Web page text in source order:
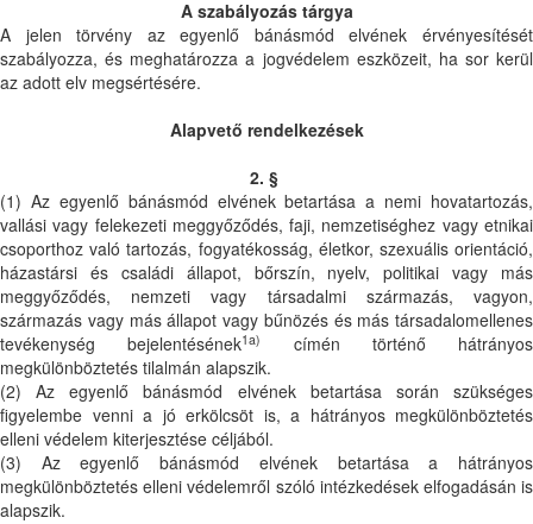
A szabályozás tárgya
A jelen törvény az egyenlő bánásmód elvének érvényesítését
szabályozza, és meghatározza a jogvédelem eszközeit, ha sor kerül
az adott elv megsértésére.
Alapvető rendelkezések
2. §
(1) Az egyenlő bánásmód elvének betartása a nemi hovatartozás,
vallási vagy felekezeti meggyőződés, faji, nemzetiséghez vagy etnikai
csoporthoz való tartozás, fogyatékosság, életkor, szexuális orientáció,
házastársi és családi állapot, bőrszín, nyelv, politikai vagy más
meggyőződés, nemzeti vagy társadalmi származás, vagyon,
származás vagy más állapot vagy bűnözés és más társadalomellenes
tevékenység bejelentésének1a)
címén történő hátrányos
megkülönböztetés tilalmán alapszik.
(2) Az egyenlő bánásmód elvének betartása során szükséges
figyelembe venni a jó erkölcsöt is, a hátrányos megkülönböztetés
elleni védelem kiterjesztése céljából.
(3) Az egyenlő bánásmód elvének betartása a hátrányos
megkülönböztetés elleni védelemről szóló intézkedések elfogadásán is
alapszik.